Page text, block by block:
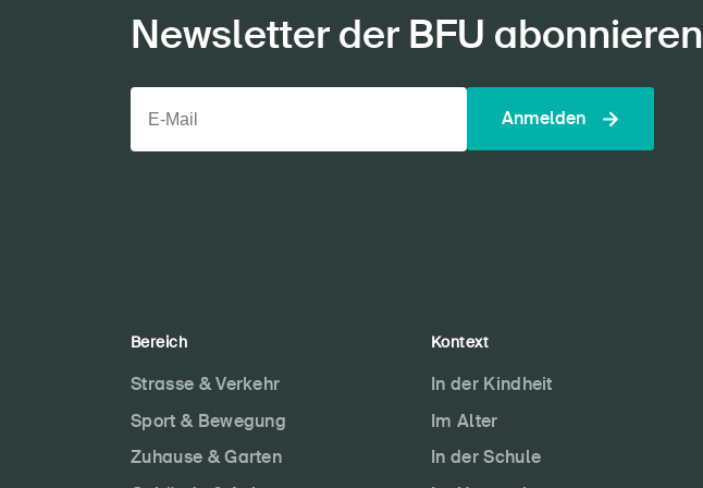
Newsletter der BFU abonnieren
Anmelden
Bereich
Strasse & Verkehr
Sport & Bewegung
Zuhause & Garten
Kontext
In der Kindheit
Im Alter
In der Schule